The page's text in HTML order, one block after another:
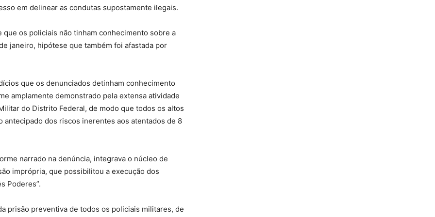
em delinear as condutas supostamente ilegais.
os policiais não tinham conhecimento sobre a
janeiro, hipótese que também foi afastada por
que os denunciados detinham conhecimento
amplamente demonstrado pela extensa atividade
do Distrito Federal, de modo que todos os altos
dos riscos inerentes aos atentados de 8
narrado na denúncia, integrava o núcleo de
imprópria, que possibilitou a execução dos
Poderes”.
prisão preventiva de todos os policiais militares, de